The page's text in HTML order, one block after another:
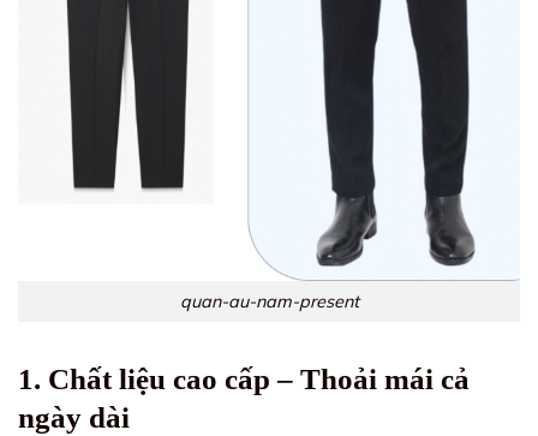
quan-au-nam-present
1. Chất liệu cao cấp – Thoải mái cả
ngày dài